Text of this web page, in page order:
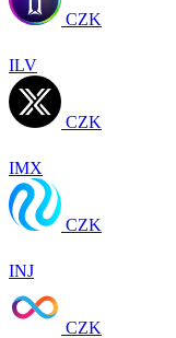
CZK
ILV
CZK
IMX
CZK
INJ
CZK